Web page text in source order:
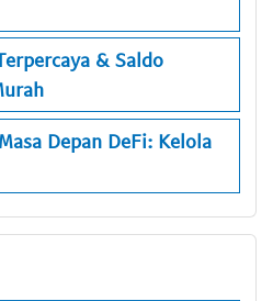
& Saldo
Depan DeFi: Kelola